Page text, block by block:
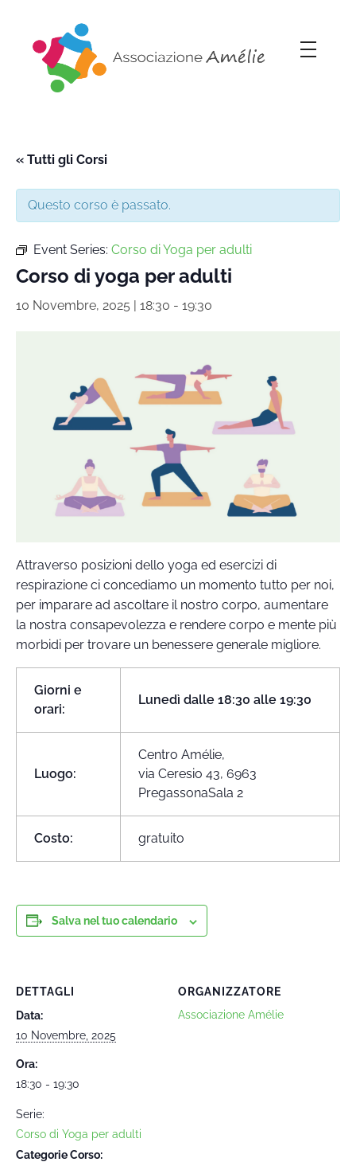
« Tutti gli Corsi
Questo corso è passato.
Event Series: Corso di Yoga per adulti
Corso di yoga per adulti
10 Novembre, 2025 | 18:30 - 19:30
Attraverso posizioni dello yoga ed esercizi di
respirazione ci concediamo un momento tutto per noi,
per imparare ad ascoltare il nostro corpo, aumentare
la nostra consapevolezza e rendere corpo e mente più
morbidi per trovare un benessere generale migliore.
Giorni e
orari:
Lunedì dalle 18:30 alle 19:30
Luogo:
Centro Amélie,
via Ceresio 43, 6963
PregassonaSala 2
Costo: gratuito
Salva nel tuo calendario
DETTAGLI
Data:
10 Novembre, 2025
Ora:
18:30 - 19:30
Serie:
Corso di Yoga per adulti
Categorie Corso:
ORGANIZZATORE
Associazione Amélie